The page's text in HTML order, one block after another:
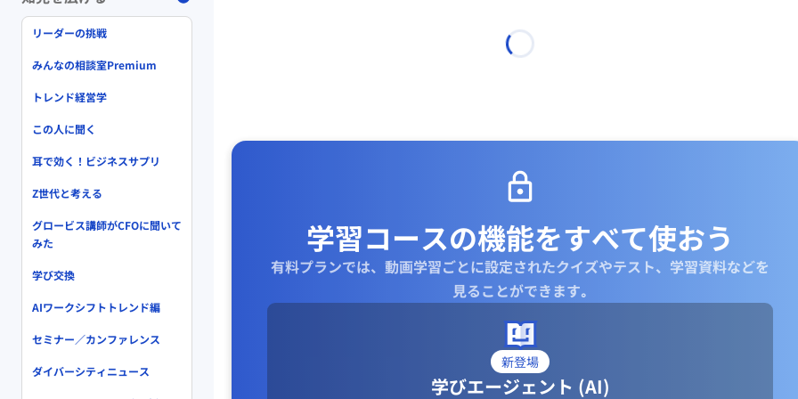
学習コースの機能をすべて使おう
有料プランでは、動画学習ごとに設定されたクイズやテスト、学習資料などを
見ることができます｡
新登場
学びエージェント (AI)
リーダーの挑戦
みんなの相談室Premium
トレンド経営学
この人に聞く
耳で効く！ビジネスサプリ
Z世代と考える
グロービス講師がCFOに聞いて
みた
学び交換
AIワークシフトトレンド編
セミナー／カンファレンス
ダイバーシティニュース